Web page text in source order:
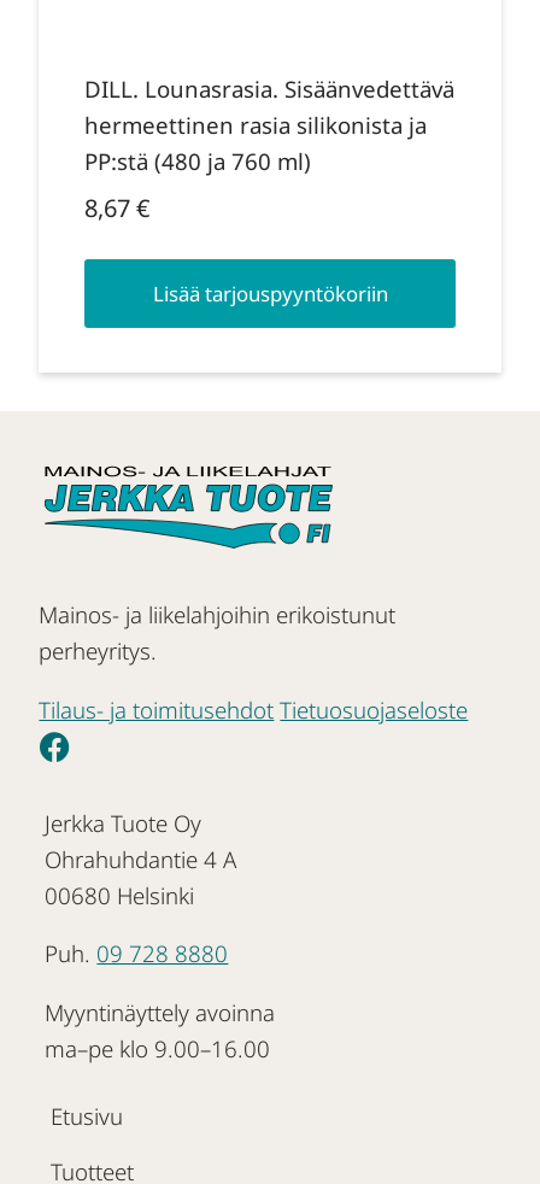
DILL. Lounasrasia. Sisäänvedettävä
hermeettinen rasia silikonista ja
PP:stä (480 ja 760 ml)
8,67€
Lisää tarjouspyyntökoriin
Mainos- ja liikelahjoihin erikoistunut
perheyritys.
Tilaus- ja toimitusehdot Tietuosuojaseloste
Jerkka Tuote Oy
Ohrahuhdantie 4 A
00680 Helsinki
Puh. 09 728 8880
Myyntinäyttely avoinna
ma–pe klo 9.00–16.00
Etusivu
Tuotteet